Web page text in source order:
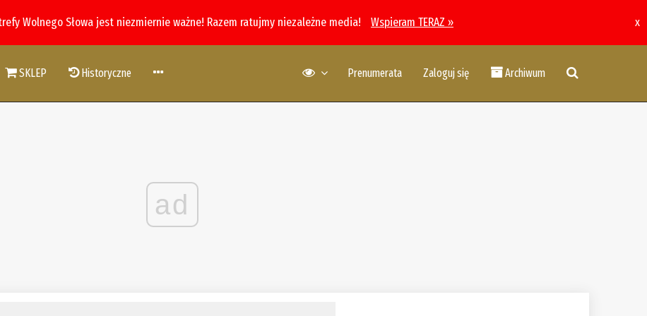
Wolnego Słowa jest niezmiernie ważne! Razem ratujmy niezależne media! Wspieram TERAZ » x
SKLEP Historyczne Prenumerata Zaloguj się Archiwum
ad